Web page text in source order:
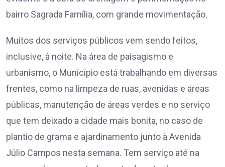
bairro Sagrada Família, com grande movimentação.
Muitos dos serviços públicos vem sendo feitos,
inclusive, à noite. Na área de paisagismo e
urbanismo, o Município está trabalhando em diversas
frentes, como na limpeza de ruas, avenidas e áreas
públicas, manutenção de áreas verdes e no serviço
que tem deixado a cidade mais bonita, no caso de
plantio de grama e ajardinamento junto à Avenida
Júlio Campos nesta semana. Tem serviço até na